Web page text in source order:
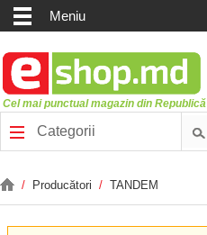
Meniu
Cel mai punctual magazin din Republică
Categorii
/ Producători / TANDEM